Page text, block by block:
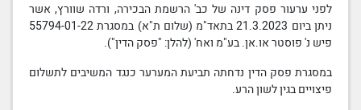
לפני ערעור פסק דינה של כב' הרשמת הבכירה, ורדה שוורץ, אשר
ניתן ביום 21.3.2023 בתאד"מ (שלום ת"א) במסגרת 55794-01-22
פיש נ' פוסטר או.אן. בע"מ ואח' (להלן: "פסק הדין").
במסגרת פסק הדין נדחתה תביעת המערער כנגד המשיבים לתשלום
פיצויים בגיןלשון הרע.